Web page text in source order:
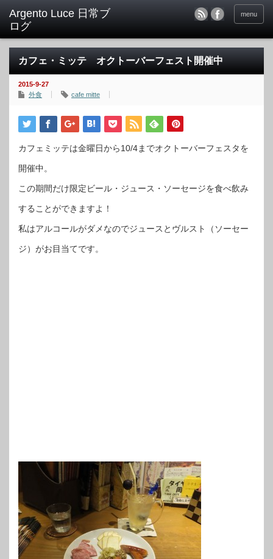
menu
カフェ・ミッテ オクトーバーフェスト開催中
2015-9-27
外食
cafe mitte
カフェミッテは金曜日から10/4までオクトーバーフェスタを
開催中。
この期間だけ限定ビール・ジュース・ソーセージを食べ飲み
することができますよ！
私はアルコールがダメなのでジュースとヴルスト（ソーセー
ジ）がお目当てです。